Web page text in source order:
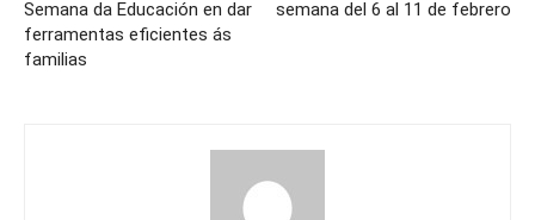
Semana da Educación en dar
ferramentas eficientes ás
familias
semana del 6 al 11 de febrero